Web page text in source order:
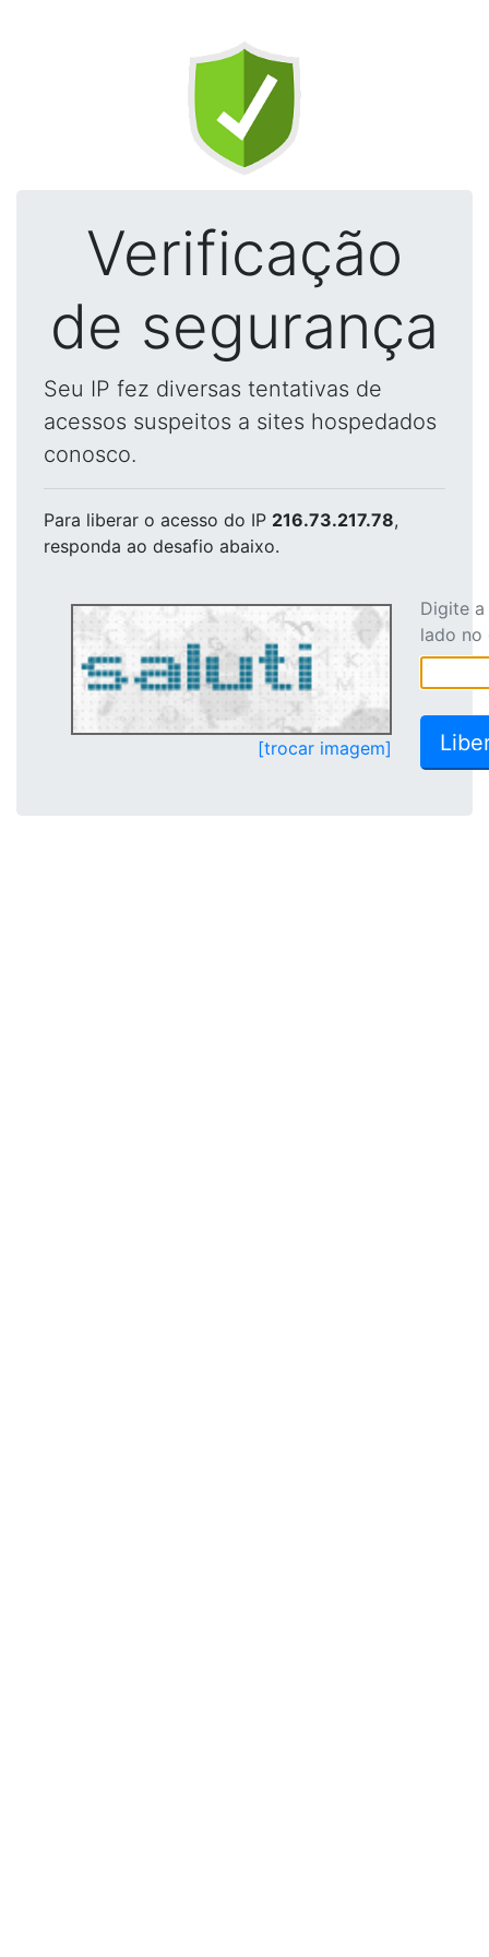
Verificação
de segurança
Seu IP fez diversas tentativas de
acessos suspeitos a sites hospedados
conosco.
Para liberar o acesso do IP 216.73.217.78,
responda ao desafio abaixo.
[trocar imagem]
Digite
lado no